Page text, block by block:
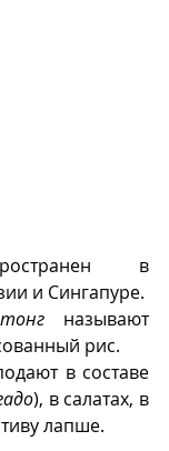
в
и Сингапуре.
называют
рис.
в составе
), в салатах, в
лапше.